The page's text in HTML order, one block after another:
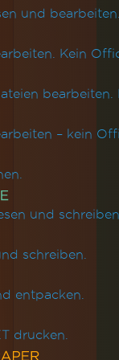
und
Kein
– kein
und schreiben.
schreiben.
entpacken.
drucken.